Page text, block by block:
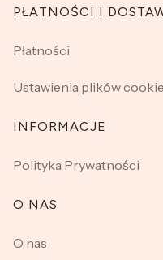
PŁATNOŚCI I
Płatności
Ustawienia plików
INFORMACJE
Polityka Prywatności
O NAS
O nas